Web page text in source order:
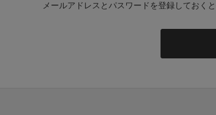
メールアドレスとパスワードを登録しておく